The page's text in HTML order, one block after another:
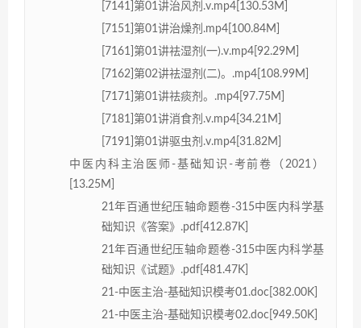
[7141]第01讲治风剂.v.mp4[130.53M]
[7151]第01讲治燥剂.mp4[100.84M]
[7161]第01讲祛湿剂(一).v.mp4[92.29M]
[7162]第02讲祛湿剂(二)。.mp4[108.99M]
[7171]第01讲祛痰剂。.mp4[97.75M]
[7181]第01讲消食剂.v.mp4[34.21M]
[7191]第01讲驱虫剂.v.mp4[31.82M]
中医内科主治医师-基础知识-考前卷（2021）
[13.25M]
21年百通世纪压轴命题卷-315中医内科学基
础知识《答案》.pdf[412.87K]
21年百通世纪压轴命题卷-315中医内科学基
础知识《试题》.pdf[481.47K]
21-中医主治-基础知识模考01.doc[382.00K]
21-中医主治-基础知识模考02.doc[949.50K]